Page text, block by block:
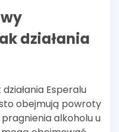
działania
Esperalu
obejmują powroty
alkoholu u